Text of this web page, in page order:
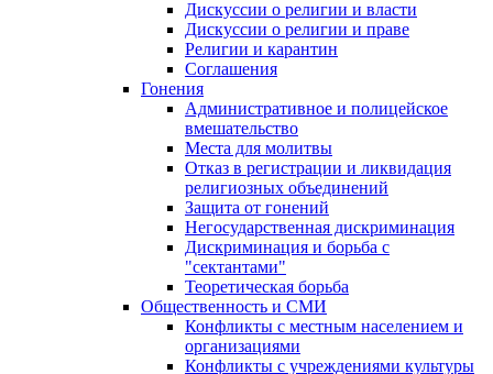
Дискуссии о религии и власти
Дискуссии о религии и праве
Религии и карантин
Соглашения
Гонения
Административное и полицейское
вмешательство
Места для молитвы
Отказ в регистрации и ликвидация
религиозных объединений
Защита от гонений
Негосударственная дискриминация
Дискриминация и борьба с
"сектантами"
Теоретическая борьба
Общественность и СМИ
Конфликты с местным населением и
организациями
Конфликты с учреждениями культуры